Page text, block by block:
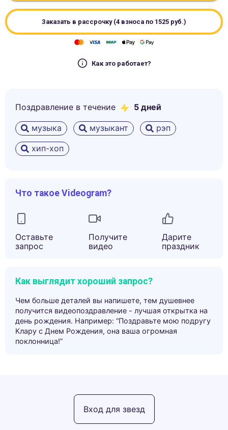
Заказать в рассрочку (4 взноса по 1525 руб.)
Как это работает?
Поздравление в течение 5 дней
музыка музыкант
рэп
хип-хоп
Что такое Videogram?
Оставьте
запрос
Получите
видео
Дарите
праздник
Как выглядит хороший запрос?
Чем больше деталей вы напишете, тем душевнее
получится видеопоздравление - лучшая открытка на
день рождения. Например: “Поздравьте мою подругу
Клару с Днем Рождения, она ваша огромная
поклонница!”
Вход для звезд